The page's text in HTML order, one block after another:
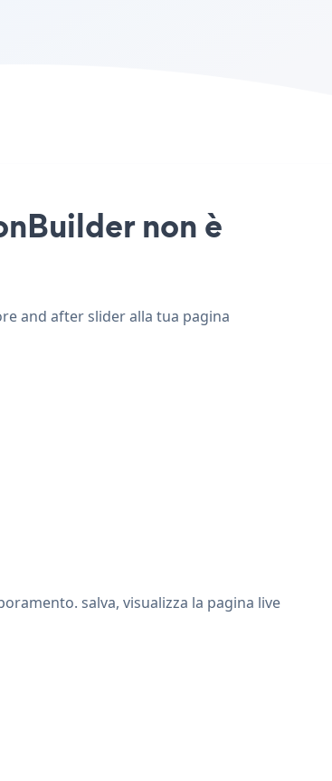
non è
and after slider alla tua pagina
salva, visualizza la pagina live